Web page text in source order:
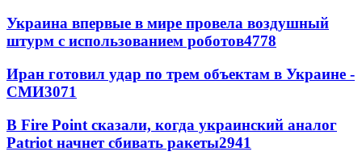
Украина впервые в мире провела воздушный
штурм с использованием роботов4778
Иран готовил удар по трем объектам в Украине -
СМИ3071
В Fire Point сказали, когда украинский аналог
Patriot начнет сбивать ракеты2941